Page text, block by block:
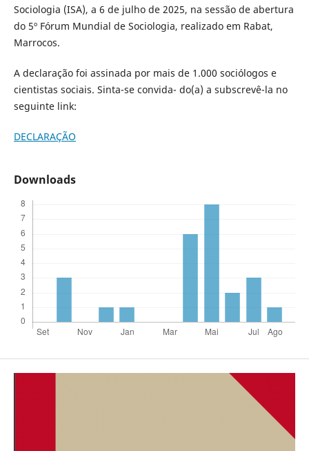
Sociologia (ISA), a 6 de julho de 2025, na sessão de abertura
do 5º Fórum Mundial de Sociologia, realizado em Rabat,
Marrocos.
A declaração foi assinada por mais de 1.000 sociólogos e
cientistas sociais. Sinta-se convida- do(a) a subscrevê-la no
seguinte link:
DECLARAÇÃO
Downloads